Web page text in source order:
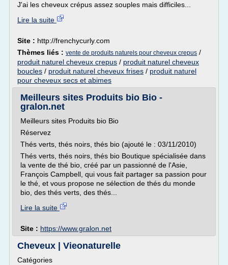
J'ai les cheveux crépus assez souples mais difficiles...
Lire la suite
Site : http://frenchycurly.com
Thèmes liés : vente de produits naturels pour cheveux crepus /
produit naturel cheveux crepus / produit naturel cheveux
boucles / produit naturel cheveux frises / produit naturel
pour cheveux secs et abimes
Meilleurs sites Produits bio Bio -
gralon.net
Meilleurs sites Produits bio Bio
Réservez
Thés verts, thés noirs, thés bio (ajouté le : 03/11/2010)
Thés verts, thés noirs, thés bio Boutique spécialisée dans
la vente de thé bio, créé par un passionné de l'Asie,
François Campbell, qui vous fait partager sa passion pour
le thé, et vous propose ne sélection de thés du monde
bio, des thés verts, des thés...
Lire la suite
Site : https://www.gralon.net
Cheveux | Vieonaturelle
Catégories